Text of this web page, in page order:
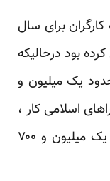
برای سال
تعیین کرده بود درحالیکه
یک میلیون و
اسلامی کار ،
هزینه یک خانوار چهار نفره را، حدود یک میلیون و ۷۰۰